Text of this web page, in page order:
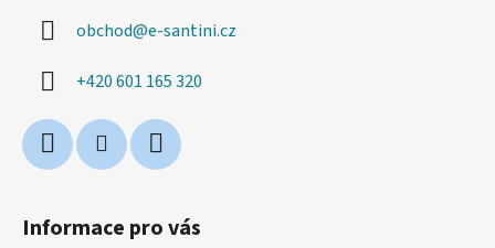
obchod@e-santini.cz
+420 601 165 320
Informace pro vás